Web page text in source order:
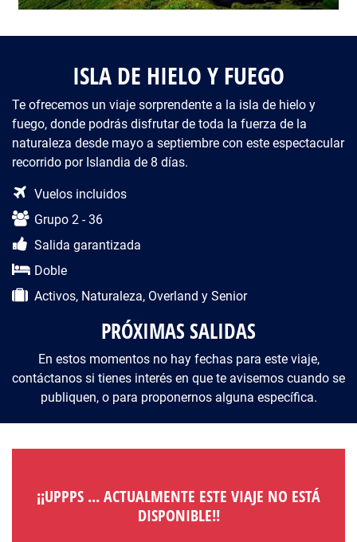
ISLA DE HIELO Y FUEGO
Te ofrecemos un viaje sorprendente a la isla de hielo y
fuego, donde podrás disfrutar de toda la fuerza de la
naturaleza desde mayo a septiembre con este espectacular
recorrido por Islandia de 8 días.
Descripción del viaje
Vuelos incluidos
Grupo 2 - 36
Salida garantizada
Doble
Activos, Naturaleza, Overland y Senior
PRÓXIMAS SALIDAS
En estos momentos no hay fechas para este viaje,
contáctanos si tienes interés en que te avisemos cuando se
publiquen, o para proponernos alguna específica.
¡¡UPPPS ... ACTUALMENTE ESTE VIAJE NO ESTÁ
DISPONIBLE!!